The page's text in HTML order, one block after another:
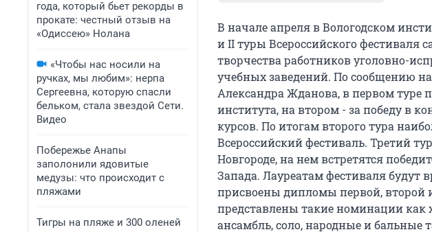
года, который бьет рекорды в
прокате: честный отзыв на
«Одиссею» Нолана
«Чтобы нас носили на
ручках, мы любим»: нерпа
Сергеевна, которую спасли
бельком, стала звездой Сети.
Видео
Побережье Анапы
заполонили ядовитые
медузы: что происходит с
пляжами
Тигры на пляже и 300 оленей
В начале апреля в Вологодском
и II туры Всероссийского фестиваля
творчества работников уголовно-
учебных заведений. По сообщению
Александра Жданова, в первом туре
института, на втором - за победу в
курсов. По итогам второго тура
Всероссийский фестиваль. Третий
Новгороде, на нем встретятся
Запада. Лауреатам фестиваля
присвоены дипломы первой, второй
представлены такие номинации как
ансамбль, соло, народные и бальные